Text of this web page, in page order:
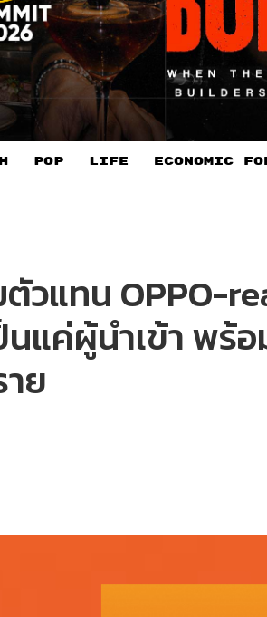
POP LIFE ECONOMIC
วแทน OPPO-
นแค่ผู้นำเข้า พ
ย